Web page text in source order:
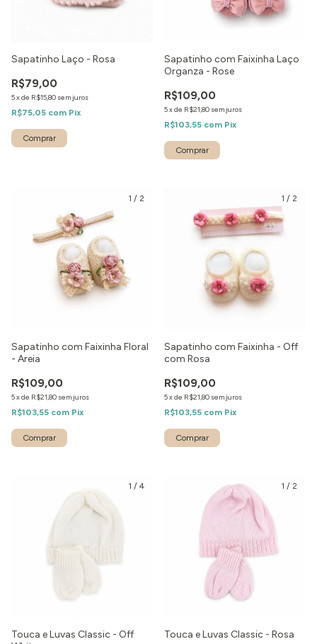
Sapatinho Laço - Rosa
R$79,00
5xde R$15,80 sem juros
R$75,05 com Pix
Comprar
Sapatinho com Faixinha Laço
Organza - Rose
R$109,00
5xde R$21,80 sem juros
R$103,55 com Pix
Comprar
1 / 2
Sapatinho com Faixinha Floral
- Areia
R$109,00
5xde R$21,80 sem juros
R$103,55 com Pix
1 / 2
Sapatinho com Faixinha - Off
com Rosa
R$109,00
5xde R$21,80 sem juros
R$103,55 com Pix
1 / 4
Touca e Luvas Classic - Off
1 / 2
Touca e Luvas Classic - Rosa